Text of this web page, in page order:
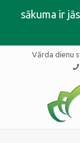
sākuma ir
Vārda dienu